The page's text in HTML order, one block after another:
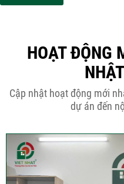
HOẠT ĐỘNG
Cập nhật hoạt động mới
dự án đến